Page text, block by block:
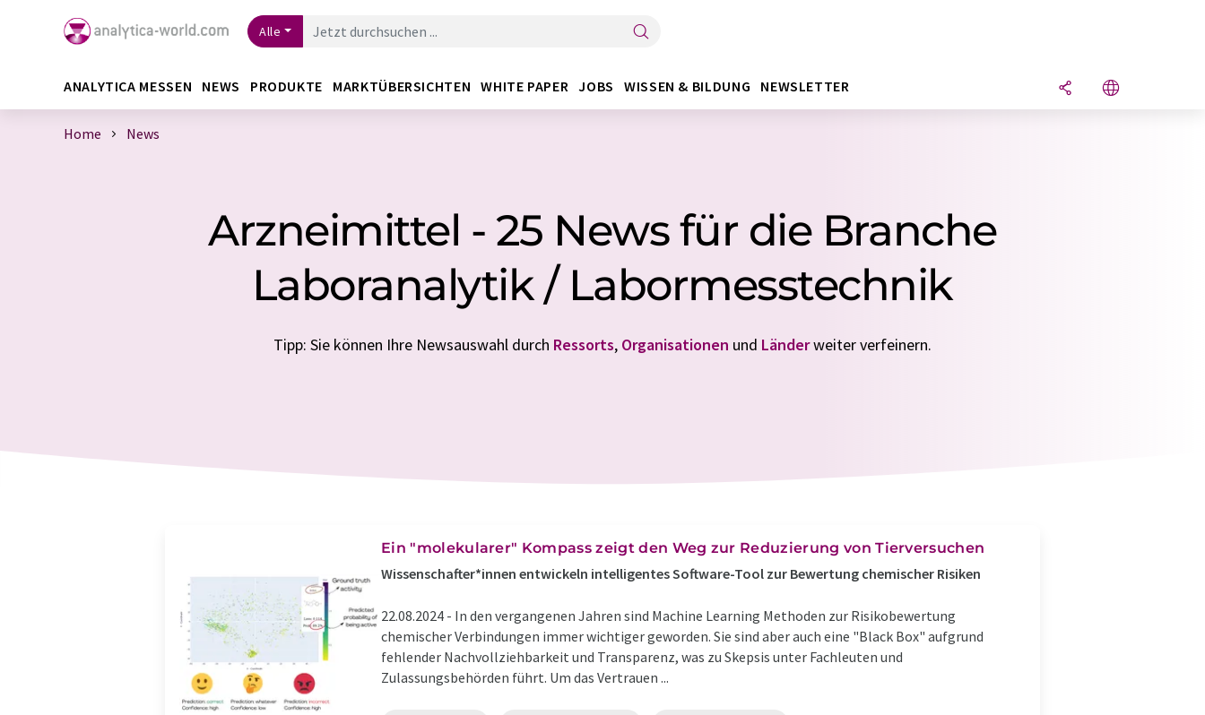
Alle
ANALYTICA MESSEN NEWS PRODUKTE MARKTÜBERSICHTEN WHITE PAPER JOBS WISSEN & BILDUNG NEWSLETTER
Home News
Arzneimittel - 25 News für die Branche
Laboranalytik / Labormesstechnik
Tipp: Sie können Ihre Newsauswahl durch Ressorts, Organisationen und Länderweiter verfeinern.
Ein "molekularer" Kompass zeigt den Weg zur Reduzierung von Tierversuchen
Wissenschafter*innen entwickeln intelligentes Software-Tool zur Bewertung chemischer Risiken
22.08.2024 - In den vergangenen Jahren sind Machine Learning Methoden zur Risikobewertung
chemischer Verbindungen immer wichtiger geworden. Sie sind aber auch eine "Black Box" aufgrund
fehlender Nachvollziehbarkeit und Transparenz, was zu Skepsis unter Fachleuten und
Zulassungsbehörden führt. Um das Vertrauen ...